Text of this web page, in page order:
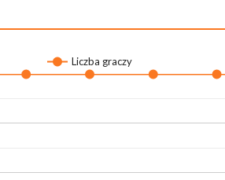
Liczba graczy